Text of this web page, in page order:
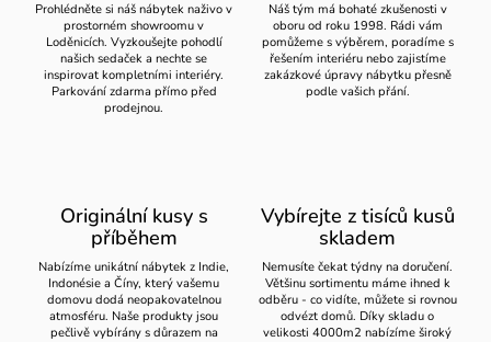
Prohlédněte si náš nábytek naživo v
prostorném showroomu v
Loděnicích. Vyzkoušejte pohodlí
našich sedaček a nechte se
inspirovat kompletními interiéry.
Parkování zdarma přímo před
prodejnou.
Náš tým má bohaté zkušenosti v
oboru od roku 1998. Rádi vám
pomůžeme s výběrem, poradíme s
řešením interiéru nebo zajistíme
zakázkové úpravy nábytku přesně
podle vašich přání.
Originální kusy s
příběhem
Nabízíme unikátní nábytek z Indie,
Indonésie a Číny, který vašemu
domovu dodá neopakovatelnou
atmosféru. Naše produkty jsou
pečlivě vybírány s důrazem na
Vybírejte z tisíců kusů
skladem
Nemusíte čekat týdny na doručení.
Většinu sortimentu máme ihned k
odběru - co vidíte, můžete si rovnou
odvézt domů. Díky skladu o
velikosti 4000m2 nabízíme široký